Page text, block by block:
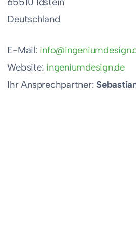
Deutschland
E-Mail:
Website: ingeniumdesign.de
Ihr Ansprechpartner: